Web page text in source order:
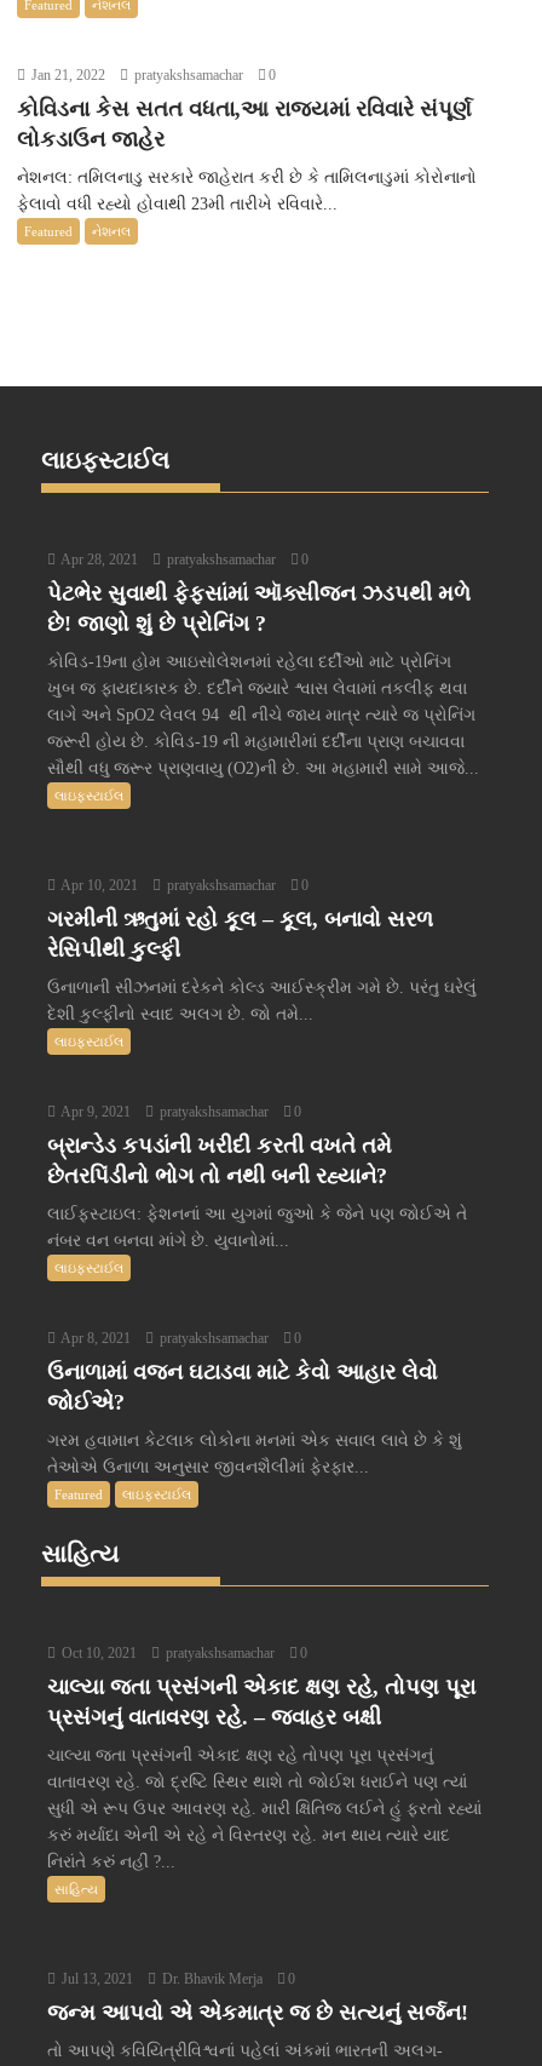
Featured નેશનલ
Jan 21, 2022 pratyakshsamachar 0
કોવિડના કેસ સતત વધતા,આ રાજ્યમાં રવિવારે સંપૂર્ણ
લોકડાઉન જાહેર
નેશનલ: તમિલનાડુ સરકારે જાહેરાત કરી છે કે તામિલનાડુમાં કોરોનાનો
ફેલાવો વધી રહ્યો હોવાથી 23મી તારીખે રવિવારે...
Featured નેશનલ
લાઇફસ્ટાઈલ
Apr 28, 2021 pratyakshsamachar 0
પેટભેર સુવાથી ફેફસાંમાં ઑક્સીજન ઝડપથી મળે
છે! જાણો શું છે પ્રોનિંગ ?
કોવિડ-19ના હોમ આઇસોલેશનમાં રહેલા દર્દીઓ માટે પ્રોનિંગ
ખુબ જ ફાયદાકારક છે. દર્દીને જ્યારે શ્વાસ લેવામાં તકલીફ થવા
લાગે અને SpO2 લેવલ 94 થી નીચે જાય માત્ર ત્યારે જ પ્રોનિંગ
જરૂરી હોય છે. કોવિડ-19 ની મહામારીમાં દર્દીના પ્રાણ બચાવવા
સૌથી વધુ જરૂર પ્રાણવાયુ (O2)ની છે. આ મહામારી સામે આજે...
લાઇફસ્ટાઈલ
Apr 10, 2021 pratyakshsamachar 0
ગરમીની ઋતુમાં રહો કૂલ – કૂલ, બનાવો સરળ
રેસિપીથી કુલ્ફી
ઉનાળાની સીઝનમાં દરેકને કોલ્ડ આઈસ્ક્રીમ ગમે છે. પરંતુ ઘરેલું
દેશી કુલ્ફીનો સ્વાદ અલગ છે. જો તમે...
લાઇફસ્ટાઈલ
Apr 9, 2021 pratyakshsamachar 0
બ્રાન્ડેડ કપડાંની ખરીદી કરતી વખતે તમે
છેતરપિંડીનો ભોગ તો નથી બની રહ્યાને?
લાઈફસ્ટાઇલ: ફેશનનાં આ યુગમાં જુઓ કે જેને પણ જોઈએ તે
નંબર વન બનવા માંગે છે. યુવાનોમાં...
લાઇફસ્ટાઈલ
Apr 8, 2021 pratyakshsamachar 0
ઉનાળામાં વજન ઘટાડવા માટે કેવો આહાર લેવો
જોઈએ?
ગરમ હવામાન કેટલાક લોકોના મનમાં એક સવાલ લાવે છે કે શું
તેઓએ ઉનાળા અનુસાર જીવનશૈલીમાં ફેરફાર...
Featured લાઇફસ્ટાઈલ
સાહિત્ય
Oct 10, 2021 pratyakshsamachar 0
ચાલ્યા જતા પ્રસંગની એકાદ ક્ષણ રહે, તોપણ પૂરા
પ્રસંગનું વાતાવરણ રહે. – જવાહર બક્ષી
ચાલ્યા જતા પ્રસંગની એકાદ ક્ષણ રહે તોપણ પૂરા પ્રસંગનું
વાતાવરણ રહે. જો દ્રષ્ટિ સ્થિર થાશે તો જોઈશ ધરાઈને પણ ત્યાં
સુધી એ રૂપ ઉપર આવરણ રહે. મારી ક્ષિતિજ લઈને હું ફરતો રહ્યાં
કરું મર્યાદા એની એ રહે ને વિસ્તરણ રહે. મન થાય ત્યારે યાદ
નિરાંતે કરું નહીં ?...
સાહિત્ય
Jul 13, 2021 Dr. Bhavik Merja 0
જન્મ આપવો એ એકમાત્ર જ છે સત્યનું સર્જન!
તો આપણે કવિયિત્રીવિશ્વનાં પહેલાં અંકમાં ભારતની અલગ-